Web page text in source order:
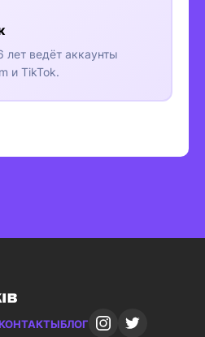
лет ведёт аккаунты
и TikTok.
БЛОГ